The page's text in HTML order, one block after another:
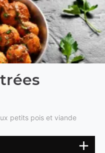
petits pois et viande